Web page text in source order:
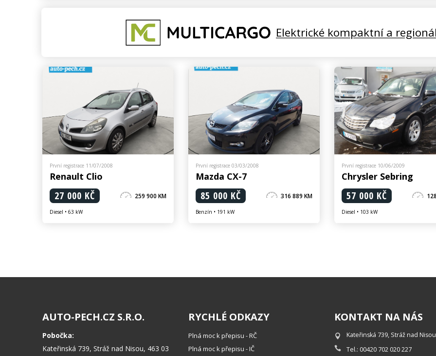
Elektrické kompaktní a
První registrace 11/07/2008
Renault Clio
27 000 KČ 259 900 KM
Diesel • 63 kW
První registrace 03/03/2008
Mazda CX-7
85 000 KČ 316 889 KM
Benzín • 191 kW
První registrace 10/06/2009
Chrysler Sebring
57 000 KČ
Diesel • 103 kW
AUTO-PECH.CZ S.R.O.
Pobočka:
Kateřinská 739, Stráž nad Nisou, 463 03
RYCHLÉ ODKAZY
Plná moc k přepisu - RČ
Plná moc k přepisu - IČ
KONTAKT NA NÁS
Kateřinská 739, Stráž nad
Tel.: 00420 702 020 227